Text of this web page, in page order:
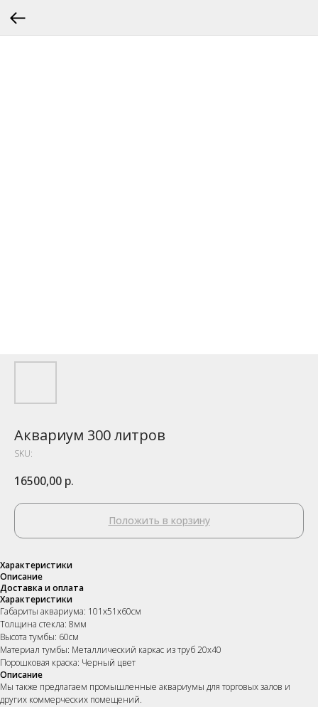
Аквариум 300 литров
SKU:
16500,00 р.
Положить в корзину
Характеристики
Описание
Доставка и оплата
Характеристики
Габариты аквариума: 101х51х60см
Толщина стекла: 8мм
Высота тумбы: 60см
Материал тумбы: Металлический каркас из труб 20х40
Порошковая краска: Черный цвет
Описание
Мы также предлагаем промышленные аквариумы для торговых залов и
других коммерческих помещений.